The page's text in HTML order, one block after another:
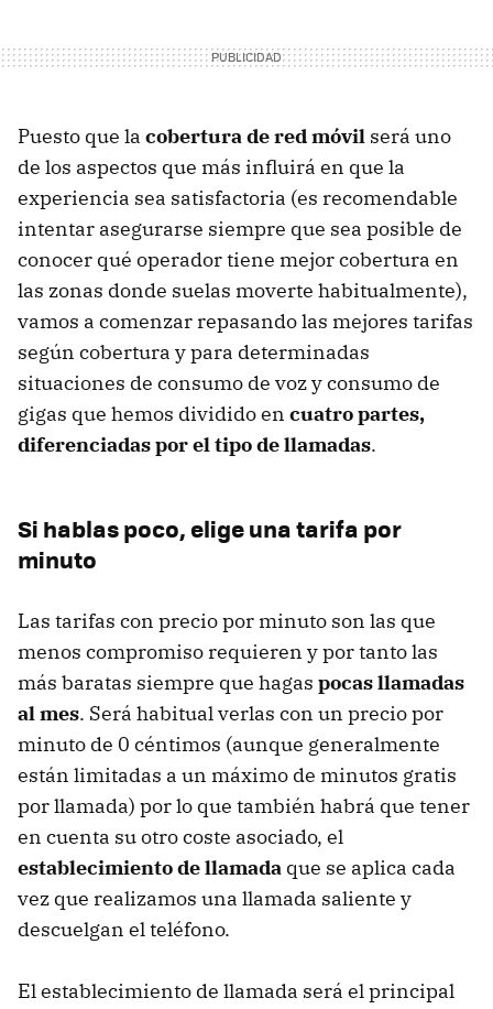
Puesto que la cobertura de red móvil será uno
de los aspectos que más influirá en que la
experiencia sea satisfactoria (es recomendable
intentar asegurarse siempre que sea posible de
conocer qué operador tiene mejor cobertura en
las zonas donde suelas moverte habitualmente),
vamos a comenzar repasando las mejores tarifas
según cobertura y para determinadas
situaciones de consumo de voz y consumo de
gigas que hemos dividido en cuatro partes,
diferenciadas por el tipo de llamadas.
Si hablas poco, elige una tarifa por
minuto
Las tarifas con precio por minuto son las que
menos compromiso requieren y por tanto las
más baratas siempre que hagas pocas llamadas
al mes. Será habitual verlas con un precio por
minuto de 0 céntimos (aunque generalmente
están limitadas a un máximo de minutos gratis
por llamada) por lo que también habrá que tener
en cuenta su otro coste asociado, el
establecimiento de llamada que se aplica cada
vez que realizamos una llamada saliente y
descuelgan el teléfono.
El establecimiento de llamada será el principal